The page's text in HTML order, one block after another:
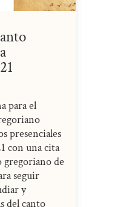
para el
presenciales
con una cita
gregoriano de
seguir
y
del canto